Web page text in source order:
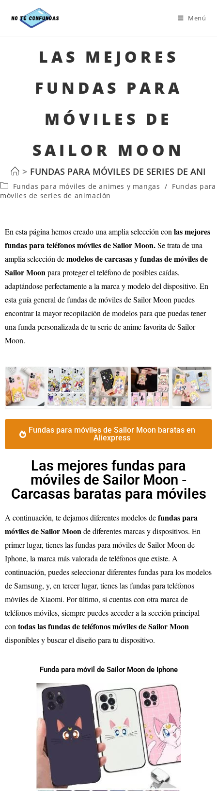
Menú
LAS MEJORES
FUNDAS PARA
MÓVILES DE
SAILOR MOON
> FUNDAS PARA MÓVILES DE SERIES DE
Fundas para móviles de animes y mangas / Fundas para
móviles de series de animación
En esta página hemos creado una amplia selección con las mejores
fundas para teléfonos móviles de Sailor Moon.Se trata de una
amplia selección demodelos de carcasas y fundas de móviles de
Sailor Moonpara proteger el teléfono de posibles caídas,
adaptándose perfectamente a la marca y modelo del dispositivo. En
esta guía general de fundas de móviles de Sailor Moon puedes
encontrar la mayor recopilación de modelos para que puedas tener
una funda personalizada de tu serie de anime favorita de Sailor
Moon.
Fundas para móviles de Sailor Moon baratas en
Aliexpress
Las mejores fundas para
móviles de Sailor Moon -
Carcasas baratas para móviles
A continuación, te dejamos diferentes modelos defundas para
móviles de Sailor Moonde diferentes marcas y dispositivos. En
primer lugar, tienes las fundas para móviles de Sailor Moon de
Iphone, la marca más valorada de teléfonos que existe. A
continuación, puedes seleccionar diferentes fundas para los modelos
de Samsung, y, en tercer lugar, tienes las fundas para teléfonos
móviles de Xiaomi. Por último, si cuentas con otra marca de
teléfonos móviles, siempre puedes acceder a la sección principal
con todas las fundas de teléfonos móviles de Sailor Moon
disponibles y buscar el diseño para tu dispositivo.
Funda para móvil de Sailor Moon de Iphone